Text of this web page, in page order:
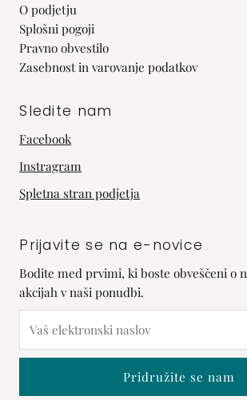
O podjetju
Splošni pogoji
Pravno obvestilo
Zasebnost in varovanje podatkov
Sledite nam
Facebook
Instragram
Spletna stran podjetja
Prijavite se na e-novice
Bodite med prvimi, ki boste obveščeni o
akcijah v naši ponudbi.
elektronski
naslov